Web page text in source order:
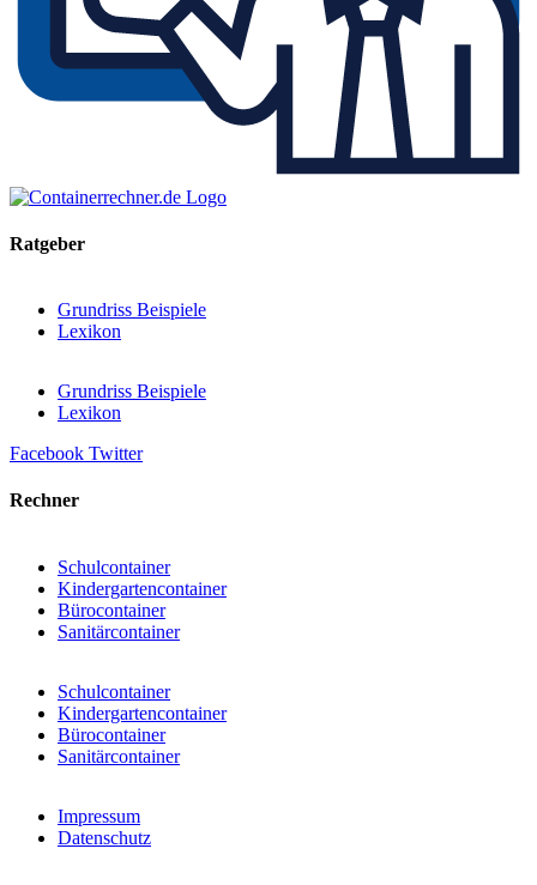
Ratgeber
Grundriss Beispiele
Lexikon
Grundriss Beispiele
Lexikon
Facebook Twitter
Rechner
Schulcontainer
Kindergartencontainer
Bürocontainer
Sanitärcontainer
Schulcontainer
Kindergartencontainer
Bürocontainer
Sanitärcontainer
Impressum
Datenschutz